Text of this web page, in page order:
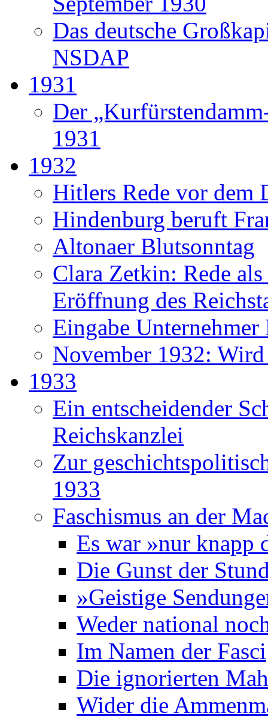
Das deutsche
NSDAP
1931
Der
1931
1932
Hitlers Rede vor dem
Hindenburg beruft
Altonaer Blutsonntag
Clara Zetkin: Rede
Eröffnung des
Eingabe
November 1932:
1933
Ein entscheidender
Reichskanzlei
Zur
1933
Faschismus an der
Es war »nur
Die Gunst der
»Geistige
Weder national
Im Namen der Fasci
Die ignorierten
Wider die